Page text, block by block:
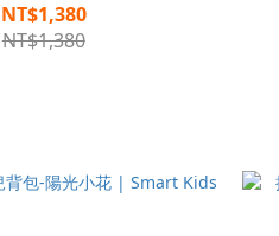
NT$1,380
NT$1,380